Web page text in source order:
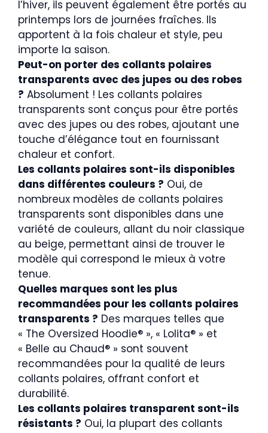
l’hiver, ils peuvent également être portés au
printemps lors de journées fraîches. Ils
apportent à la fois chaleur et style, peu
importe la saison.
Peut-on porter des collants polaires
transparents avec des jupes ou des robes
? Absolument ! Les collants polaires
transparents sont conçus pour être portés
avec des jupes ou des robes, ajoutant une
touche d’élégance tout en fournissant
chaleur et confort.
Les collants polaires sont-ils disponibles
dans différentes couleurs ? Oui, de
nombreux modèles de collants polaires
transparents sont disponibles dans une
variété de couleurs, allant du noir classique
au beige, permettant ainsi de trouver le
modèle qui correspond le mieux à votre
tenue.
Quelles marques sont les plus
recommandées pour les collants polaires
transparents ? Des marques telles que
« The Oversized Hoodie® », « Lolita® » et
« Belle au Chaud® » sont souvent
recommandées pour la qualité de leurs
collants polaires, offrant confort et
durabilité.
Les collants polaires transparent sont-ils
résistants ? Oui, la plupart des collants